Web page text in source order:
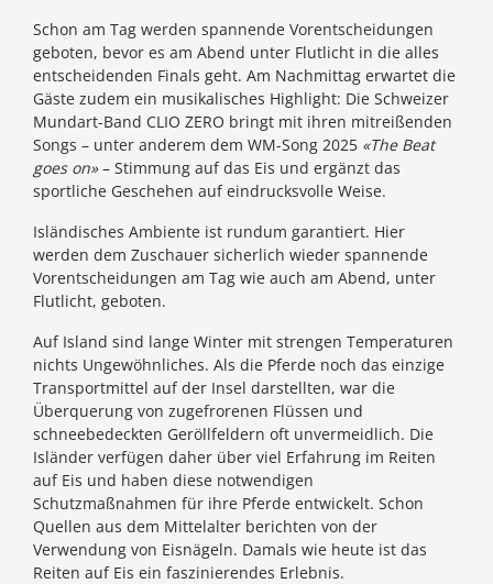
Schon am Tag werden spannende Vorentscheidungen
geboten, bevor es am Abend unter Flutlicht in die alles
entscheidenden Finals geht. Am Nachmittag erwartet die
Gäste zudem ein musikalisches Highlight: Die Schweizer
Mundart-Band CLIO ZERO bringt mit ihren mitreißenden
Songs – unter anderem dem WM-Song 2025 «The Beat
goes on»– Stimmung auf das Eis und ergänzt das
sportliche Geschehen auf eindrucksvolle Weise.
Isländisches Ambiente ist rundum garantiert. Hier
werden dem Zuschauer sicherlich wieder spannende
Vorentscheidungen am Tag wie auch am Abend, unter
Flutlicht, geboten.
Auf Island sind lange Winter mit strengen Temperaturen
nichts Ungewöhnliches. Als die Pferde noch das einzige
Transportmittel auf der Insel darstellten, war die
Überquerung von zugefrorenen Flüssen und
schneebedeckten Geröllfeldern oft unvermeidlich. Die
Isländer verfügen daher über viel Erfahrung im Reiten
auf Eis und haben diese notwendigen
Schutzmaßnahmen für ihre Pferde entwickelt. Schon
Quellen aus dem Mittelalter berichten von der
Verwendung von Eisnägeln. Damals wie heute ist das
Reiten auf Eis ein faszinierendes Erlebnis.